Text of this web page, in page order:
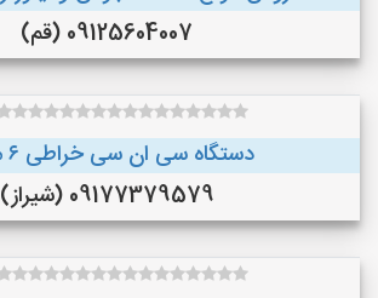
09125604007 (قم)
دستگاه سی ان سی خراطی ۶ محور
09177379579 (شیراز)